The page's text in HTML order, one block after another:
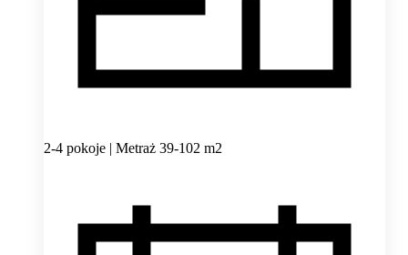
2-4 pokoje | Metraż 39-102 m2